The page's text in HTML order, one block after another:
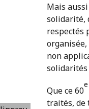
Mais
solidarité,
respectés
non
solidarités
Que ce 60
e
traités, de